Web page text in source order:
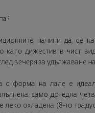
начини да се
като дижестив в чист
вечеря за удължаване
с форма на лале е
само до една
леко охладена (8-10